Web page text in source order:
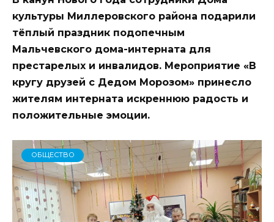
культуры Миллеровского района подарили
тёплый праздник подопечным
Мальчевского дома-интерната для
престарелых и инвалидов. Мероприятие «В
кругу друзей с Дедом Морозом» принесло
жителям интерната искреннюю радость и
положительные эмоции.
ОБЩЕСТВО